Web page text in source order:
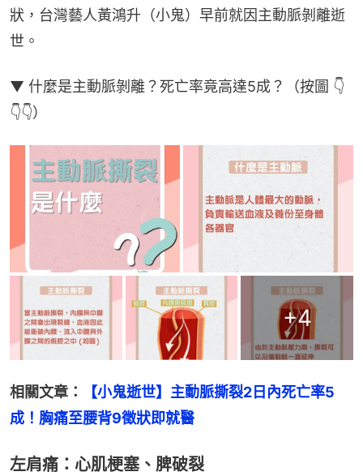
狀，台灣藝人黃鴻升（小鬼）早前就因主動脈剝離逝
世。
▼ 什麼是主動脈剝離？死亡率竟高達5成？（按圖 👇
👇👇）
+4
相關文章：
【小鬼逝世】主動脈撕裂2日內死亡率5
成！胸痛至腰背9徵狀即就醫
左肩痛：心肌梗塞、脾破裂